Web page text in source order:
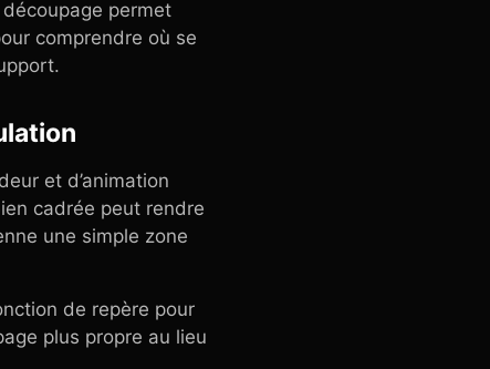
permet
comprendre où se
et d’animation
cadrée peut rendre
une simple zone
de repère pour
plus propre au lieu